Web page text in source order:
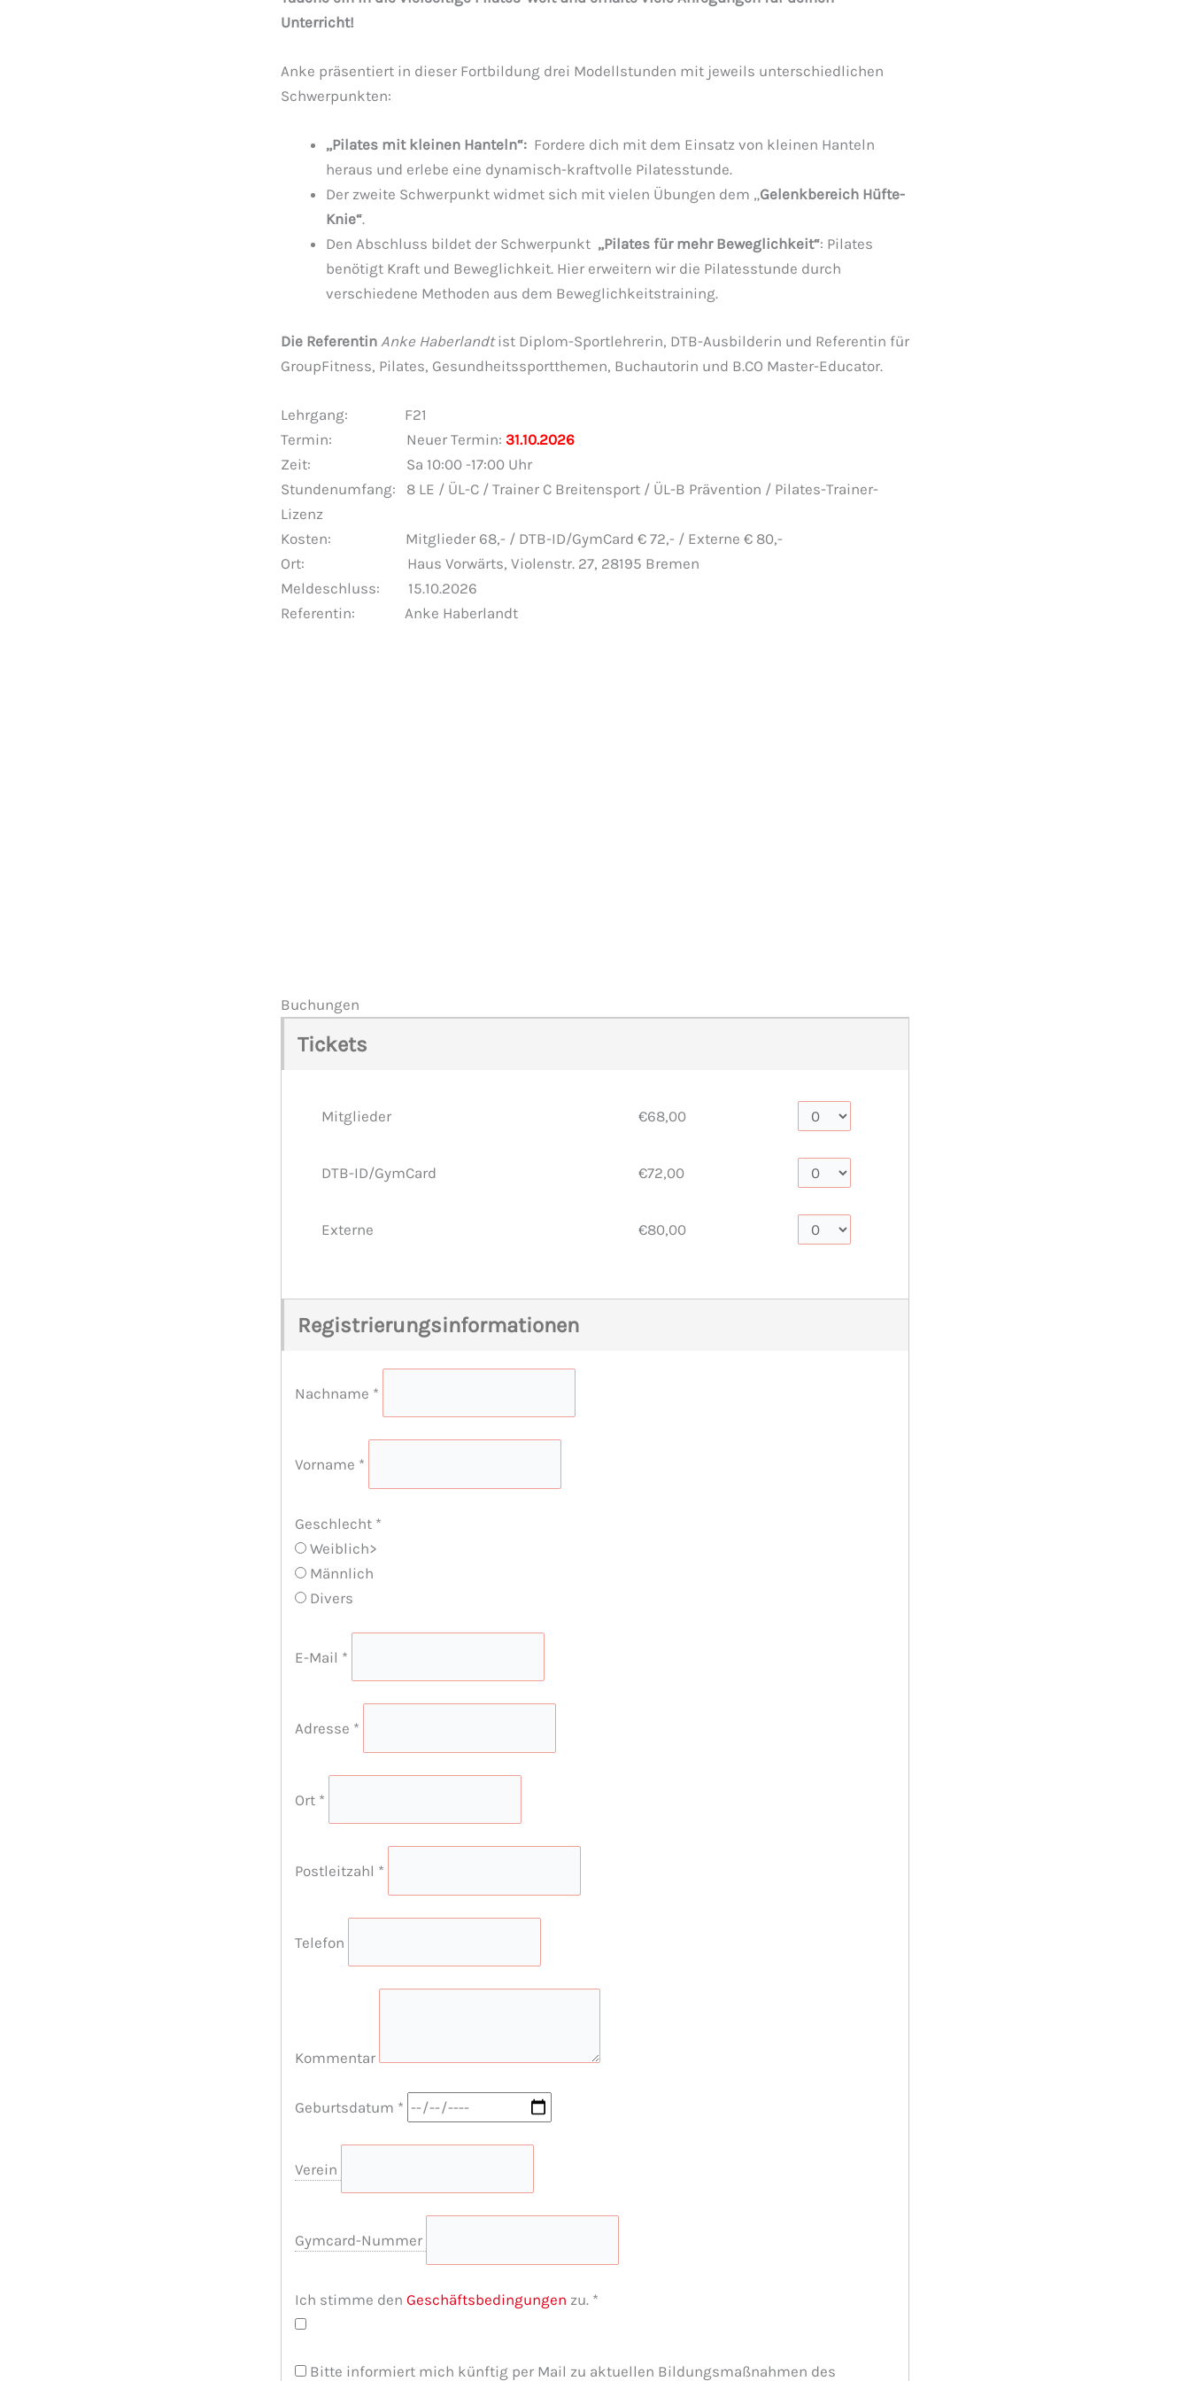
Unterricht!
Anke präsentiert in dieser Fortbildung drei Modellstunden mit jeweils unterschiedlichen
Schwerpunkten:
„Pilates mit kleinen Hanteln“: Fordere dich mit dem Einsatz von kleinen Hanteln
heraus und erlebe eine dynamisch-kraftvolle Pilatesstunde.
Der zweite Schwerpunkt widmet sich mit vielen Übungen dem „Gelenkbereich Hüfte-
Knie“.
Den Abschluss bildet der Schwerpunkt „Pilates für mehr Beweglichkeit“: Pilates
benötigt Kraft und Beweglichkeit. Hier erweitern wir die Pilatesstunde durch
verschiedene Methoden aus dem Beweglichkeitstraining.
Die Referentin Anke Haberlandtist Diplom-Sportlehrerin, DTB-Ausbilderin und Referentin für
GroupFitness, Pilates, Gesundheitssportthemen, Buchautorin und B.CO Master-Educator.
Lehrgang: F21
Termin: Neuer Termin: 31.10.2026
Zeit: Sa 10:00 -17:00 Uhr
Stundenumfang: 8 LE / ÜL-C / Trainer C Breitensport / ÜL-B Prävention / Pilates-Trainer-
Lizenz
Kosten: Mitglieder 68,- / DTB-ID/GymCard € 72,- / Externe € 80,-
Ort: Haus Vorwärts, Violenstr. 27, 28195 Bremen
Meldeschluss: 15.10.2026
Referentin: Anke Haberlandt
Buchungen
Tickets
Mitglieder €68,00
DTB-ID/GymCard €72,00
Externe €80,00
Registrierungsinformationen
Nachname *
Vorname *
Geschlecht *
Weiblich>
Männlich
Divers
E-Mail *
Adresse *
Ort *
Postleitzahl *
Telefon
Kommentar
Geburtsdatum *
Verein
Gymcard-Nummer
Ich stimme den Geschäftsbedingungen zu. *
Bitte informiert mich künftig per Mail zu aktuellen Bildungsmaßnahmen des